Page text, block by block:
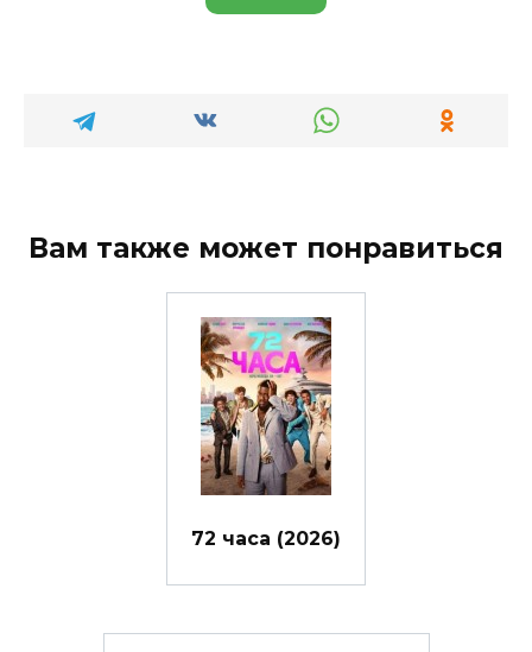
Вам также может понравиться
72 часа (2026)